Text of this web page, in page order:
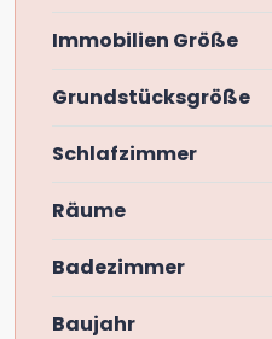
Immobilien Größe
Grundstücksgröße
Schlafzimmer
Räume
Badezimmer
Baujahr